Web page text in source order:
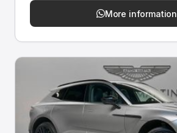
More information